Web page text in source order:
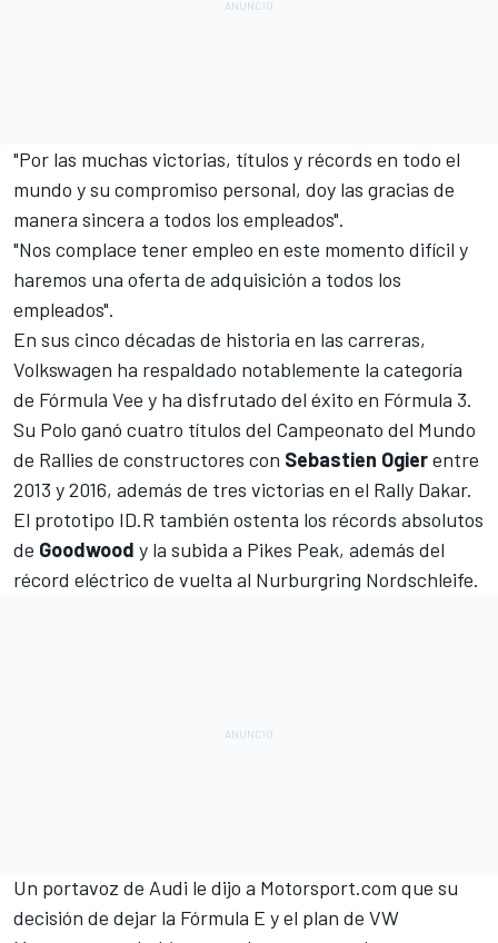
"Por las muchas victorias, títulos y récords en todo el
mundo y su compromiso personal, doy las gracias de
manera sincera a todos los empleados".
"Nos complace tener empleo en este momento difícil y
haremos una oferta de adquisición a todos los
empleados".
En sus cinco décadas de historia en las carreras,
Volkswagen ha respaldado notablemente la categoría
de Fórmula Vee y ha disfrutado del éxito en Fórmula 3.
Su Polo ganó cuatro títulos del Campeonato del Mundo
de Rallies de constructores con Sebastien Ogierentre
2013 y 2016, además de tres victorias en el Rally Dakar.
El prototipo ID.R también ostenta los récords absolutos
de Goodwood y la subida a Pikes Peak, además del
récord eléctrico de vuelta al Nurburgring Nordschleife.
Un portavoz de Audi le dijo a Motorsport.com que su
decisión de dejar la Fórmula E y el plan de VW